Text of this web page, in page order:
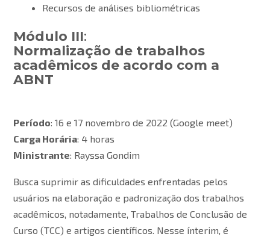
Recursos de análises bibliométricas
Módulo III:
Normalização de trabalhos
acadêmicos de acordo com a
ABNT
Período: 16 e 17 novembro de 2022 (Google meet)
Carga Horária: 4 horas
Ministrante: Rayssa Gondim
Busca suprimir as dificuldades enfrentadas pelos
usuários na elaboração e padronização dos trabalhos
acadêmicos, notadamente, Trabalhos de Conclusão de
Curso (TCC) e artigos científicos. Nesse ínterim, é